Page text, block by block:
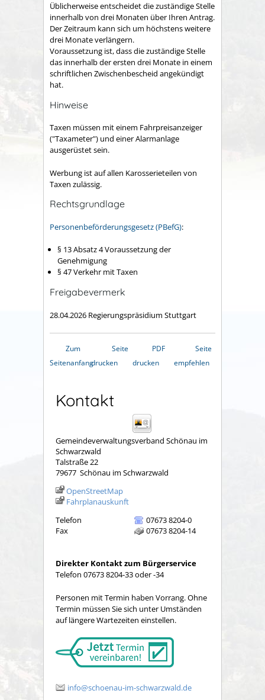
Üblicherweise entscheidet die zuständige Stelle
innerhalb von drei Monaten über Ihren Antrag.
Der Zeitraum kann sich um höchstens weitere
drei Monate verlängern.
Voraussetzung ist, dass die zuständige Stelle
das innerhalb der ersten drei Monate in einem
schriftlichen Zwischenbescheid angekündigt
hat.
Hinweise
Taxen müssen mit einem Fahrpreisanzeiger
("Taxameter") und einer Alarmanlage
ausgerüstet sein.
Werbung ist auf allen Karosserieteilen von
Taxen zulässig.
Rechtsgrundlage
Personenbeförderungsgesetz (PBefG):
§ 13 Absatz 4 Voraussetzung der
Genehmigung
§ 47 Verkehr mit Taxen
Freigabevermerk
28.04.2026 Regierungspräsidium Stuttgart
Zum
Seitenanfang
Seite
drucken
PDF
drucken
Seite
empfehlen
Kontakt
Gemeindeverwaltungsverband Schönau im
Schwarzwald
Talstraße 22
79677 Schönau im Schwarzwald
OpenStreetMap
Fahrplanauskunft
Telefon
07673 8204-0
Fax
07673 8204-14
Direkter Kontakt zum Bürgerservice
Telefon 07673 8204-33 oder -34
Personen mit Termin haben Vorrang. Ohne
Termin müssen Sie sich unter Umständen
auf längere Wartezeiten einstellen.
info@schoenau-im-schwarzwald.de